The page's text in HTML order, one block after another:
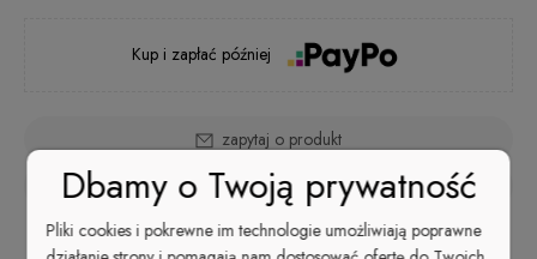
Kup i zapłać później
zapytaj o produkt
poleć znajomemu
Dbamy o Twoją prywatność
Pliki cookies i pokrewne im technologie umożliwiają poprawne